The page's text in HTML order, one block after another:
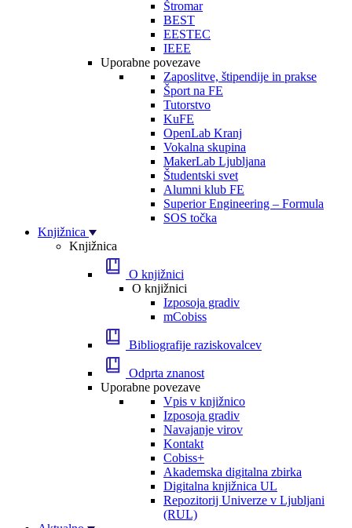
Štromar
BEST
EESTEC
IEEE
Uporabne povezave
Zaposlitve, štipendije in prakse
Šport na FE
Tutorstvo
KuFE
OpenLab Kranj
Vokalna skupina
MakerLab Ljubljana
Študentski svet
Alumni klub FE
Superior Engineering – Formula
SOS točka
Knjižnica
Knjižnica
O knjižnici
O knjižnici
Izposoja gradiv
mCobiss
Bibliografije raziskovalcev
Odprta znanost
Uporabne povezave
Vpis v knjižnico
Izposoja gradiv
Navajanje virov
Kontakt
Cobiss+
Akademska digitalna zbirka
Digitalna knjižnica UL
Repozitorij Univerze v Ljubljani
(RUL)